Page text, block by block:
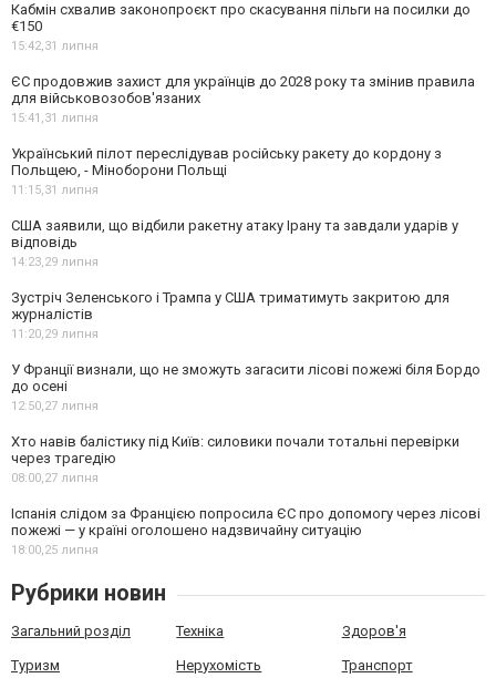
Кабмін схвалив законопроєкт про скасування пільги на посилки до
€150
15:42,31 липня
ЄС продовжив захист для українців до 2028 року та змінив правила
для військовозобов'язаних
15:41,31 липня
Український пілот переслідував російську ракету до кордону з
Польщею, - Міноборони Польщі
11:15,31 липня
США заявили, що відбили ракетну атаку Ірану та завдали ударів у
відповідь
14:23,29 липня
Зустріч Зеленського і Трампа у США триматимуть закритою для
журналістів
11:20,29 липня
У Франції визнали, що не зможуть загасити лісові пожежі біля Бордо
до осені
12:50,27 липня
Хто навів балістику під Київ: силовики почали тотальні перевірки
через трагедію
08:00,27 липня
Іспанія слідом за Францією попросила ЄС про допомогу через лісові
пожежі — у країні оголошено надзвичайну ситуацію
18:00,25 липня
Рубрики новин
Загальний розділ Техніка Здоров'я
Туризм Нерухомість Транспорт